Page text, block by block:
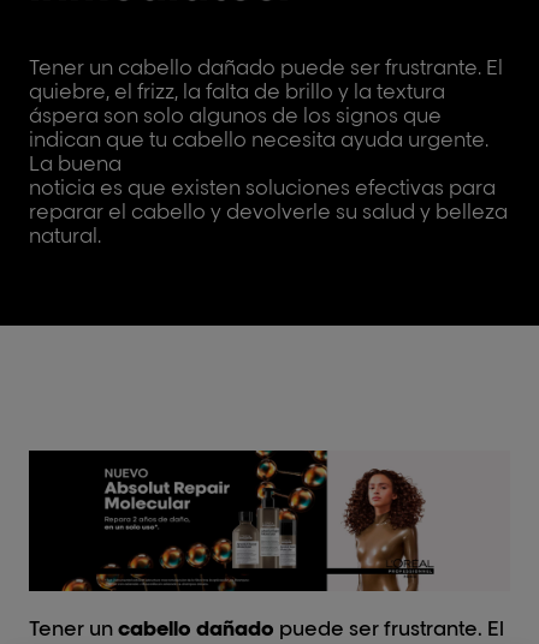
Tener un cabello dañado puede ser frustrante. El
quiebre, el frizz, la falta de brillo y la textura
áspera son solo algunos de los signos que
indican que tu cabello necesita ayuda urgente.
La buena
noticia es que existen soluciones efectivas para
reparar el cabello y devolverle su salud y belleza
natural.
Tener un cabello dañado puede ser frustrante. El